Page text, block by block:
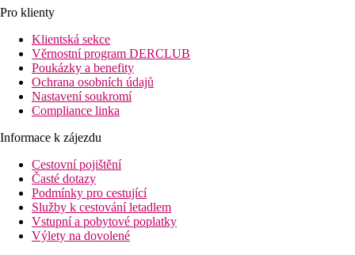
Pro klienty
Klientská sekce
Věrnostní program DERCLUB
Poukázky a benefity
Ochrana osobních údajů
Nastavení soukromí
Compliance linka
Informace k zájezdu
Cestovní pojištění
Časté dotazy
Podmínky pro cestující
Služby k cestování letadlem
Vstupní a pobytové poplatky
Výlety na dovolené